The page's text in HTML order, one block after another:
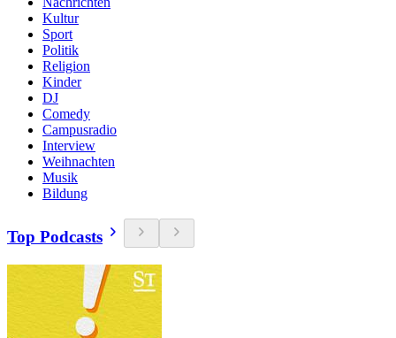
Kultur
Sport
Politik
Religion
Kinder
DJ
Comedy
Campusradio
Interview
Weihnachten
Musik
Bildung
Top Podcasts